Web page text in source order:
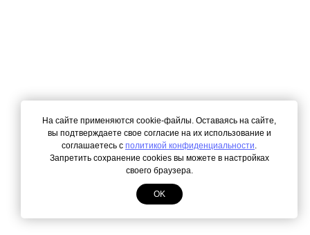
На сайте применяются cookie-файлы. Оставаясь на сайте,
вы подтверждаете свое согласие на их использование и
соглашаетесь с политикой конфиденциальности.
Запретить сохранение cookies вы можете в настройках
своего браузера.
OK